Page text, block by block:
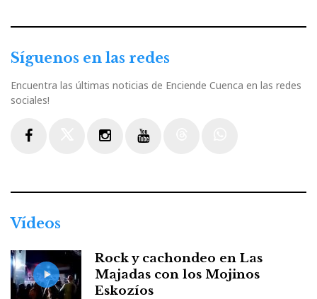
Síguenos en las redes
Encuentra las últimas noticias de Enciende Cuenca en las redes
sociales!
Vídeos
Rock y cachondeo en Las
Majadas con los Mojinos
Eskozíos